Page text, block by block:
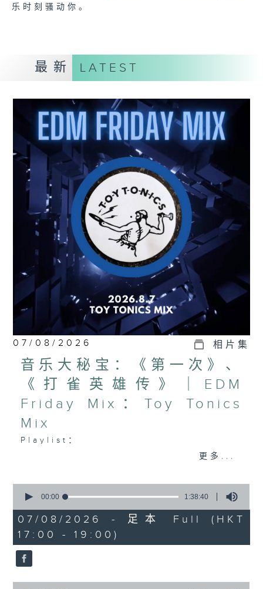
乐时刻骚动你。
最新 LATEST
07/08/2026 相片集
音乐大秘宝：《第一次》、
《打雀英雄传》｜EDM
Friday Mix：Toy Tonics
Mix
Playlist：
.
1730
张敬轩 - 放弃的界限
力臻 - 完美候备
Paula 区子琳 - 给我哀伤的朋友
Feanna 黄淑蔓 - Hey Feanna
Kaelyn - Up & Down
Kacey陈凯琪 - 完全真空
更多...
seconds
1
hour,
38
minutes,
40
seconds
00:00 1:38:40
07/08/2026 - 足本 Full (HKT
17:00 - 19:00)